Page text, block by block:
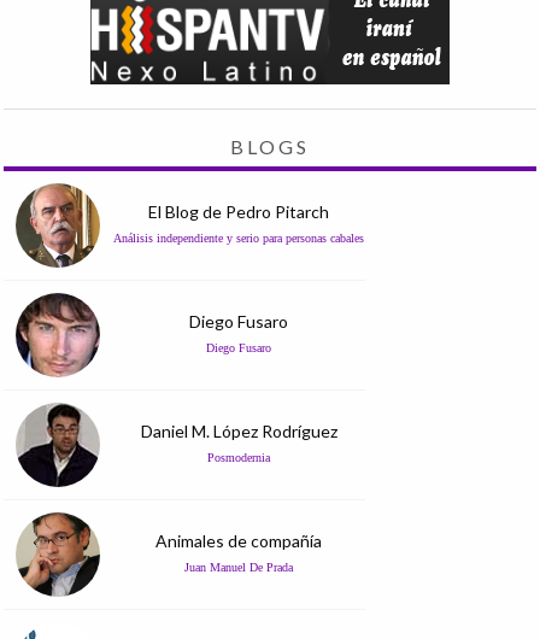
BLOGS
El Blog de Pedro Pitarch
Análisis independiente y serio para personas cabales
Diego Fusaro
Diego Fusaro
Daniel M. López Rodríguez
Posmodernia
Animales de compañía
Juan Manuel De Prada